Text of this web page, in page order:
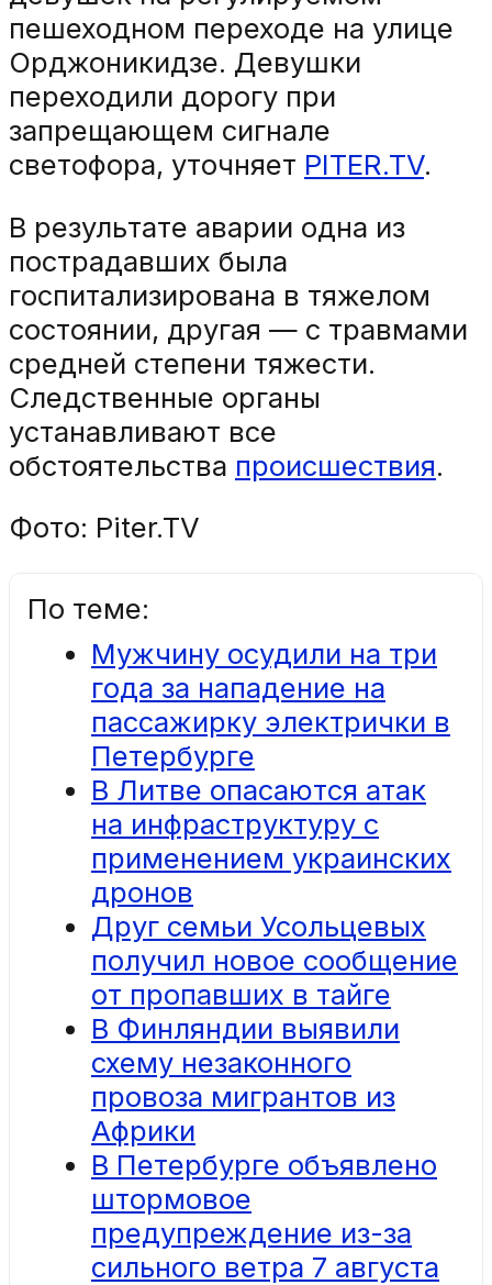
пешеходном переходе на улице
Орджоникидзе. Девушки
переходили дорогу при
запрещающем сигнале
светофора, уточняет PITER.TV.
В результате аварии одна из
пострадавших была
госпитализирована в тяжелом
состоянии, другая — с травмами
средней степени тяжести.
Следственные органы
устанавливают все
обстоятельства происшествия.
Фото: Piter.TV
По теме:
Мужчину осудили на три
года за нападение на
пассажирку электрички в
Петербурге
В Литве опасаются атак
на инфраструктуру с
применением украинских
дронов
Друг семьи Усольцевых
получил новое сообщение
от пропавших в тайге
В Финляндии выявили
схему незаконного
провоза мигрантов из
Африки
В Петербурге объявлено
штормовое
предупреждение из-за
сильного ветра 7 августа